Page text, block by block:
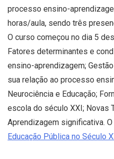
processo ensino-
horas/aula, sendo três
O curso começou no dia 5
Fatores determinantes e
ensino-aprendizagem;
sua relação ao processo
Neurociência e Educação;
escola do século XXI; Novas
Aprendizagem significativa. O
Educação Pública no Século